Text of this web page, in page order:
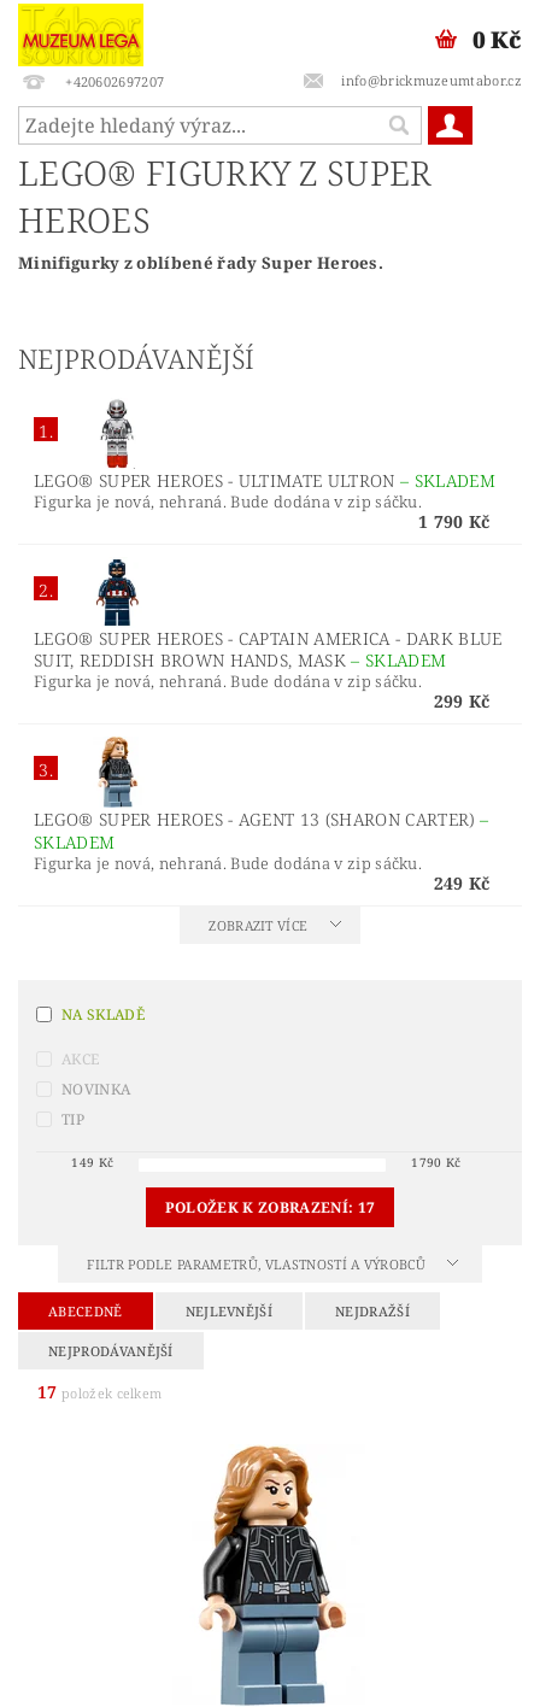
+420602697207 info@brickmuzeumtabor.cz
0 Kč
LEGO® FIGURKY Z SUPER
HEROES
Minifigurky z oblíbené řady Super Heroes.
NEJPRODÁVANĚJŠÍ
1.
LEGO® SUPER HEROES - ULTIMATE ULTRON – SKLADEM
Figurka je nová, nehraná. Bude dodána v zip sáčku.
1 790 Kč
2.
LEGO® SUPER HEROES - CAPTAIN AMERICA - DARK BLUE
SUIT, REDDISH BROWN HANDS, MASK– SKLADEM
Figurka je nová, nehraná. Bude dodána v zip sáčku.
299 Kč
3.
LEGO® SUPER HEROES - AGENT 13 (SHARON CARTER) –
SKLADEM
Figurka je nová, nehraná. Bude dodána v zip sáčku.
249 Kč
ZOBRAZIT VÍCE
NA SKLADĚ
AKCE
NOVINKA
TIP
149 Kč 1790 Kč
POLOŽEK K ZOBRAZENÍ: 17
FILTR PODLE PARAMETRŮ, VLASTNOSTÍ A VÝROBCŮ
ABECEDNĚ NEJLEVNĚJŠÍ NEJDRAŽŠÍ
NEJPRODÁVANĚJŠÍ
17 položek celkem